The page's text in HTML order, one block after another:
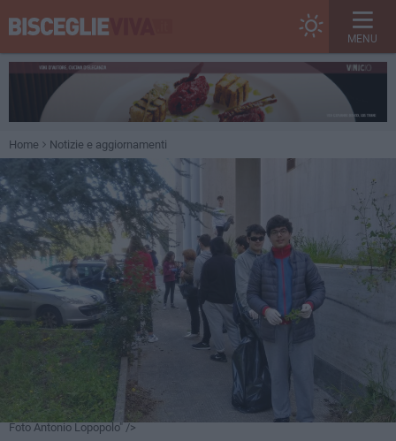
MENU
Home Notizie e aggiornamenti
Foto Antonio Lopopolo" />